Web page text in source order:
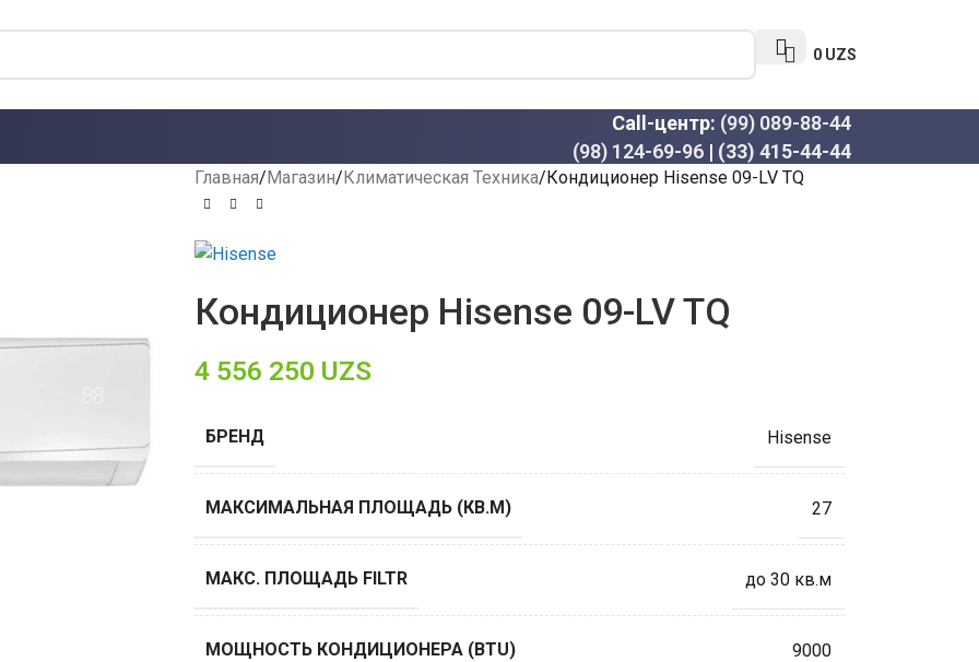
0 UZS
Call-центр: (99) 089-88-44
(98) 124-69-96 | (33) 415-44-44
Главная Магазин Климатическая Техника Кондиционер Hisense 09-LV TQ
Кондиционер Hisense 09-LV TQ
4 556 250 UZS
БРЕНД Hisense
МАКСИМАЛЬНАЯ ПЛОЩАДЬ (КВ.М) 27
МАКС. ПЛОЩАДЬ FILTR до 30 кв.м
МОЩНОСТЬ КОНДИЦИОНЕРА (BTU) 9000